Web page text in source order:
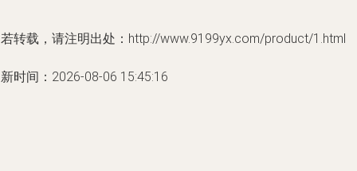
转载，请注明出处：http://www.9199yx.com/product/1.html
时间：2026-08-06 15:45:16